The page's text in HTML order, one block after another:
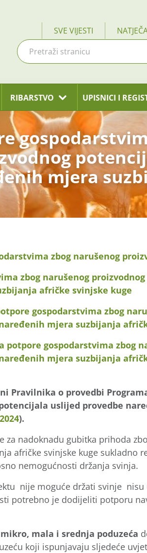
SVE VIJESTI
RIBARSTVO UPISNICI I
mjera
zbog narušenog
zbog narušenog
afričke svinjske kuge
gospodarstvima zbog
mjera suzbijanja
potpore gospodarstvima zbog
mjera suzbijanja
Pravilnika o provedbi
uslijed provedbe
).
za nadoknadu gubitka prihoda
afričke svinjske kuge sukladno
nemogućnosti držanja svinja.
nije moguće držati svinje
potrebno je dodijeliti potporu
mikro, mala i srednja poduzeća
koji ispunjavaju sljedeće